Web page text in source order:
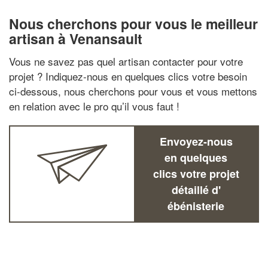
Nous cherchons pour vous le meilleur
artisan à Venansault
Vous ne savez pas quel artisan contacter pour votre
projet ? Indiquez-nous en quelques clics votre besoin
ci-dessous, nous cherchons pour vous et vous mettons
en relation avec le pro qu’il vous faut !
Envoyez-nous
en quelques
clics votre projet
détaillé d'
ébénisterie